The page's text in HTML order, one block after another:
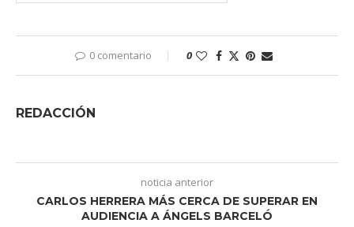
0 comentario 0
REDACCIÓN
noticia anterior
CARLOS HERRERA MÁS CERCA DE SUPERAR EN
AUDIENCIA A ÁNGELS BARCELÓ